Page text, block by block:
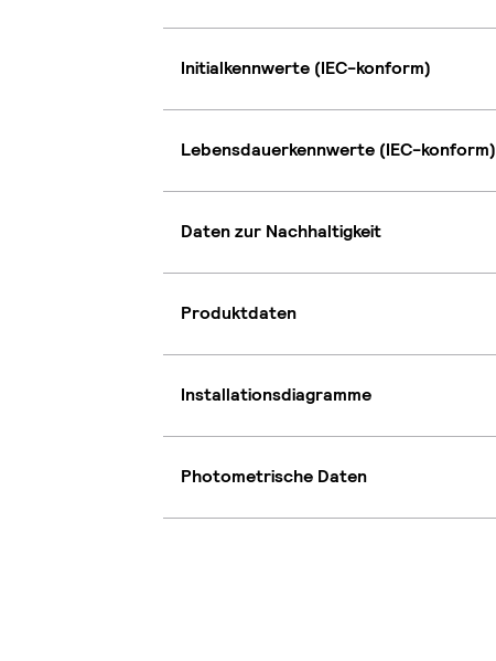
Initialkennwerte (IEC-konform)
Lebensdauerkennwerte (IEC-konform)
Daten zur Nachhaltigkeit
Produktdaten
Installationsdiagramme
Photometrische Daten